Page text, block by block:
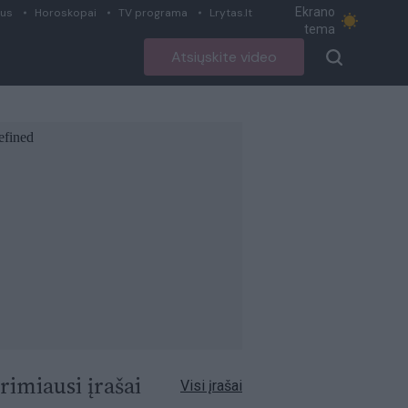
Horoskopai TV programa Lrytas.lt
Ekrano
tema
Atsiųskite video
įrašai Visi įrašai